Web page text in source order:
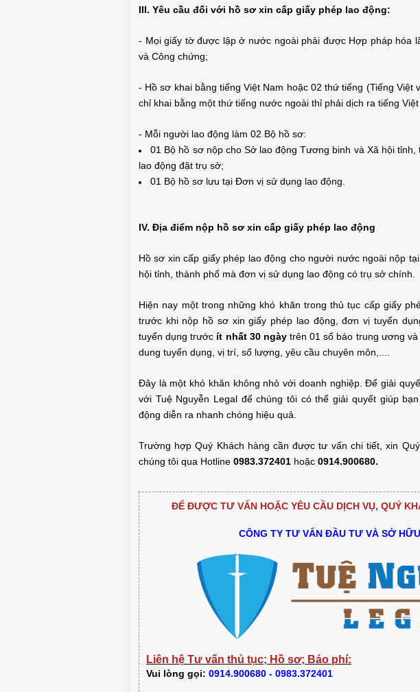
III. Yêu cầu đối với hồ sơ xin cấp giấy phép lao động:
- Mọi giấy tờ được lập ở nước ngoài phải được Hợp pháp hóa
và Công chứng;
- Hồ sơ khai bằng tiếng Việt Nam hoặc 02 thứ tiếng (Tiếng
chỉ khai bằng một thứ tiếng nước ngoài thỉ phải dịch ra tiếng Việt
- Mỗi người lao động làm 02 Bộ hồ sơ:
01 Bộ hồ sơ nộp cho Sở lao động Tương binh và Xã hội
lao động đặt trụ sở;
01 Bộ hồ sơ lưu tại Đơn vị sử dụng lao động.
IV. Địa điểm nộp hồ sơ xin cấp giấy phép lao động
Hồ sơ xin cấp giấy phép lao động cho người nước ngoài nộp
hội tỉnh, thành phố mà đơn vị sử dụng lao động có trụ sở chính.
Hiện nay một trong những khó khăn trong thủ tục cấp giấy
trước khi nộp hồ sơ xin giấy phép lao động, đơn vị tuyển
tuyển dụng trước ít nhất 30 ngàytrên 01 số báo trung ương
dung tuyển dụng, vị trí, số lượng, yêu cầu chuyên môn,....
Đây là một khó khăn không nhỏ với doanh nghiệp. Để giải
với Tuệ Nguyễn Legal để chúng tôi có thể giải quyết giúp
động diễn ra nhanh chóng hiệu quả.
Trường hợp Quý Khách hàng cần được tư vấn chi tiết, xin
chúng tôi qua Hotline 0983.372401 hoặc 0914.900680.
ĐỂ ĐƯỢC TƯ VẤN HOẶC YÊU CẦU DỊCH VỤ, QUÝ
CÔNG TY TƯ VẤN ĐẦU TƯ VÀ SỞ
Liên hệ Tư vấn thủ tục; Hồ sơ; Báo phí:
Vui lòng gọi: 0914.900680 - 0983.372401